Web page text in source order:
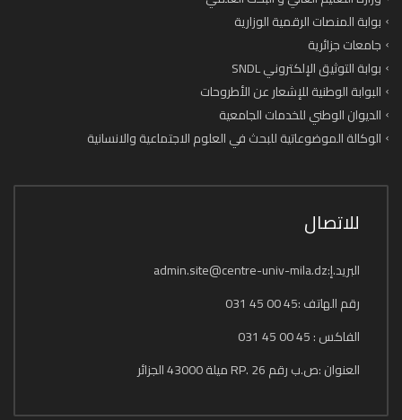
بوابة المنصات الرقمية الوزارية
جامعات جزائرية
بوابة التوثيق الإلكتروني SNDL
البوابة الوطنية للإشعار عن الأطروحات
الديوان الوطني للخدمات الجامعية
الوكالة الموضوعاتية للبحث في العلوم الاجتماعية والانسانية
للاتصال
البريد.إ:admin.site@centre-univ-mila.dz
رقم الهاتف :45 00 45 031
الفاكس : 45 00 45 031
العنوان :ص.ب رقم 26 .RP ميلة 43000 الجزائر